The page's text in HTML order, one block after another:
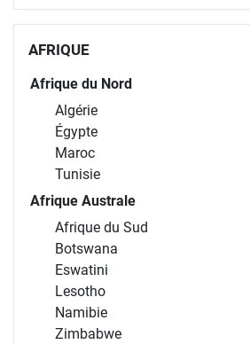
AFRIQUE
Afrique du Nord
Algérie
Égypte
Maroc
Tunisie
Afrique Australe
Afrique du Sud
Botswana
Eswatini
Lesotho
Namibie
Zimbabwe